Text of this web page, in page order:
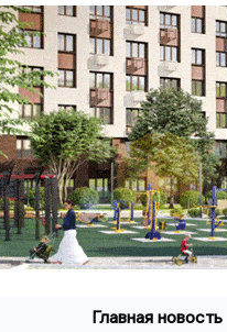
Главная новость